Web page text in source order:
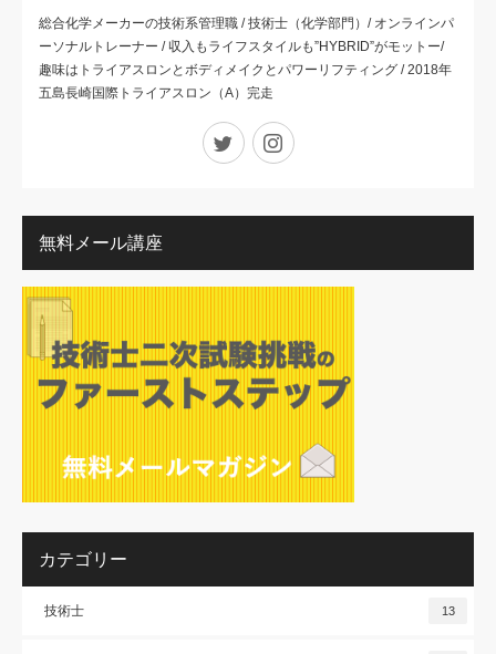
総合化学メーカーの技術系管理職 / 技術士（化学部門）/ オンラインパ
ーソナルトレーナー / 収入もライフスタイルも”HYBRID”がモットー/
趣味はトライアスロンとボディメイクとパワーリフティング / 2018年
五島長崎国際トライアスロン（A）完走
Twitter Instagram
無料メール講座
カテゴリー
技術士 13